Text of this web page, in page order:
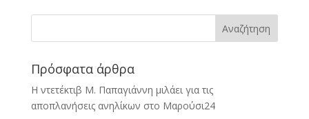
b
o
k
t
r
e
e
t
l
s
p
α
τ
τ
ε
Πρόσφατα άρθρα
Η ντετέκτιβ Μ. Παπαγιάννη μιλάει για τις
αποπλανήσεις ανηλίκων στο Μαρούσι24